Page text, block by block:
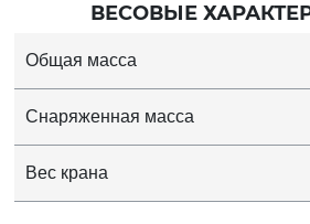
ВЕСОВЫЕ
Общая масса
Снаряженная масса
Вес крана